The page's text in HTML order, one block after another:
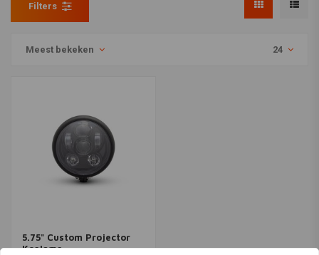
Filters
Meest bekeken 24
5.75" Custom Projector
Koplamp